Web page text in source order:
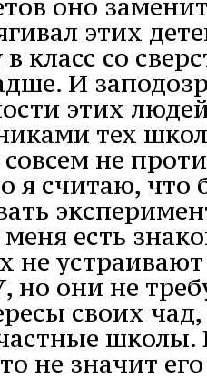
оно
этих
класс со
И
этих
тех
не
я считаю, что
есть
не
но они не
своих
не значит